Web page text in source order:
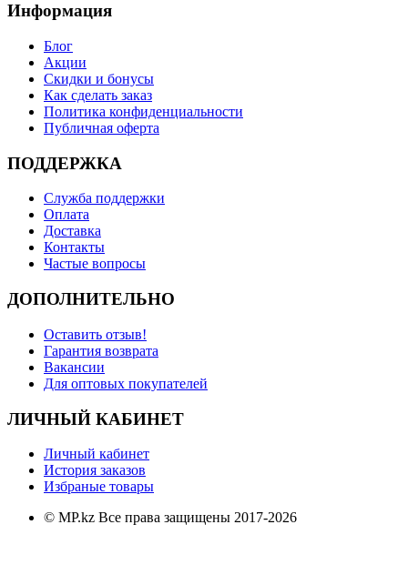
Информация
Блог
Акции
Скидки и бонусы
Как сделать заказ
Политика конфиденциальности
Публичная оферта
ПОДДЕРЖКА
Служба поддержки
Оплата
Доставка
Контакты
Частые вопросы
ДОПОЛНИТЕЛЬНО
Оставить отзыв!
Гарантия возврата
Вакансии
Для оптовых покупателей
ЛИЧНЫЙ КАБИНЕТ
Личный кабинет
История заказов
Избраные товары
© MP.kz Все права защищены 2017-2026